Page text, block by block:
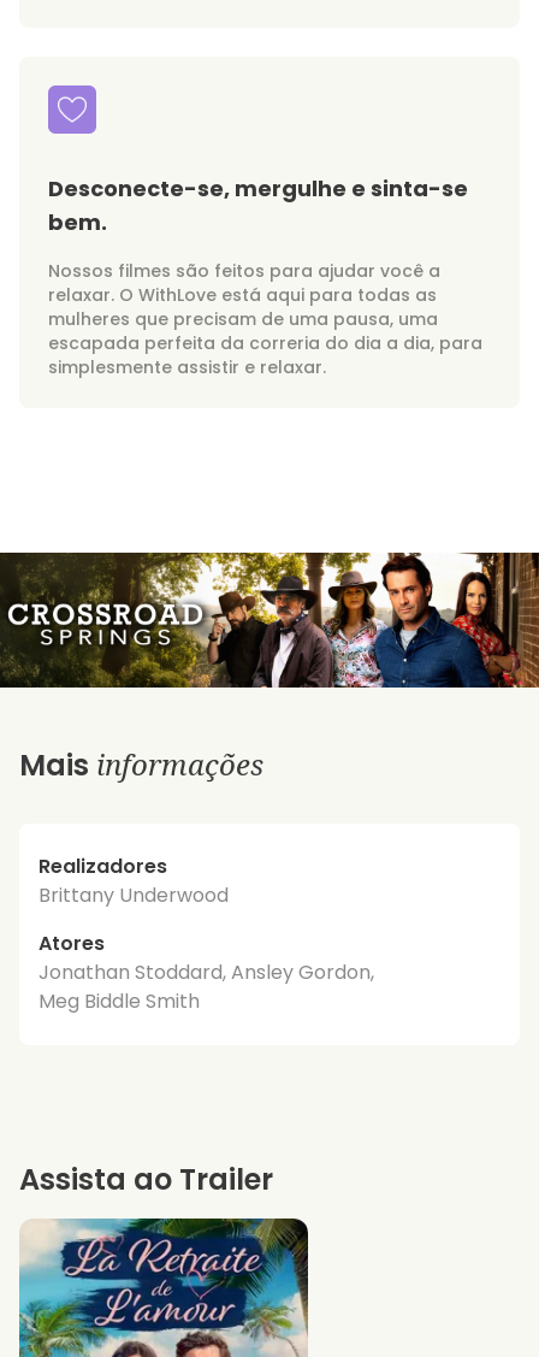
Desconecte-se, mergulhe e sinta-se
bem.
Nossos filmes são feitos para ajudar você a
relaxar. O WithLove está aqui para todas as
mulheres que precisam de uma pausa, uma
escapada perfeita da correria do dia a dia, para
simplesmente assistir e relaxar.
Mais informações
Realizadores
Brittany Underwood
Atores
Jonathan Stoddard, Ansley Gordon,
Meg Biddle Smith
Assista ao Trailer